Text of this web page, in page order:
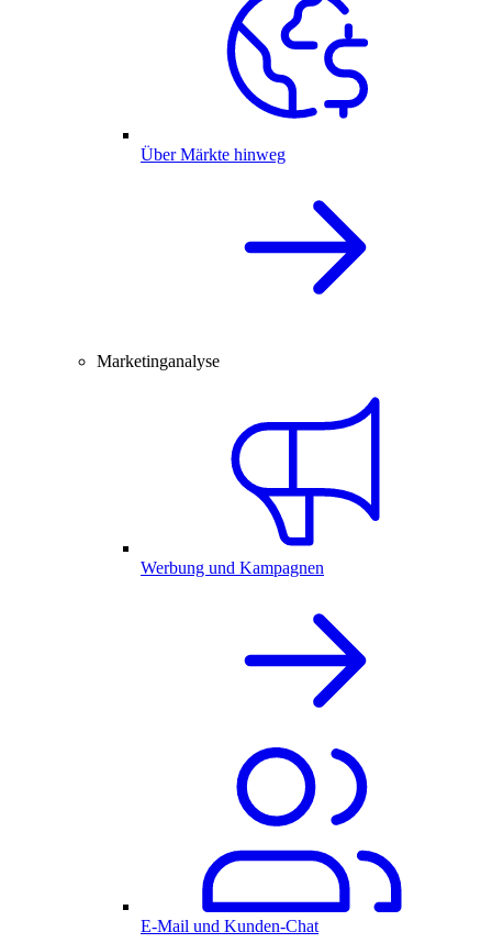
Über Märkte hinweg
Marketinganalyse
Werbung und Kampagnen
E-Mail und Kunden-Chat